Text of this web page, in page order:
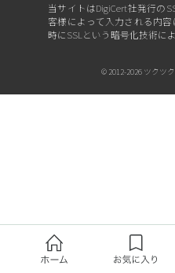
当サイトはDigiCert社発行の
客様によって入力される内
時にSSLという暗号化技術に
© 2012-2026 ツクツ